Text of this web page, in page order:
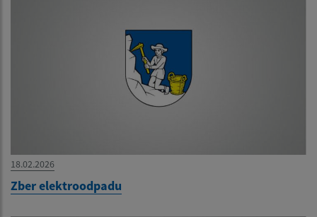
18.02.2026
Zber elektroodpadu